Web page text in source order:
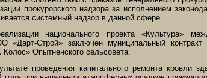
прокурорского надзора за исполнением
системный надзор в данной сфере.
национального проекта «Культура»
«Дарт-Строй» заключен муниципальный
Опытненского сельсовета.
проведения капитального ремонта кровли